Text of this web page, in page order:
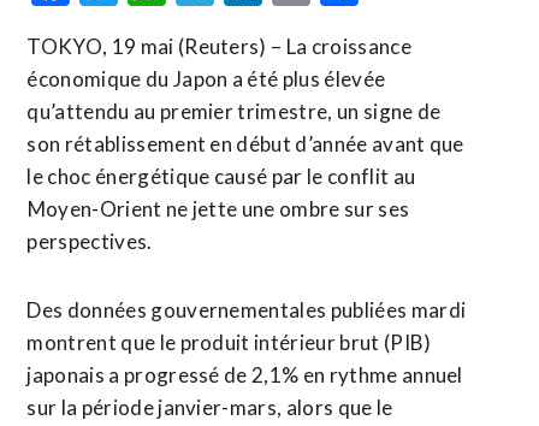
TOKYO, 19 mai (Reuters) – La croissance
économique du Japon a été plus élevée
qu’attendu au premier trimestre, un signe de
son rétablissement en début d’année avant que ​
le ‌choc énergétique causé par le ​conflit au
⁠Moyen-Orient ne jette une ombre sur ses
‌perspectives.
Des données ‌gouvernementales publiées mardi
montrent que le produit intérieur brut (PIB)
japonais a progressé de 2,1% en rythme ​annuel
sur la période janvier-mars, alors que le